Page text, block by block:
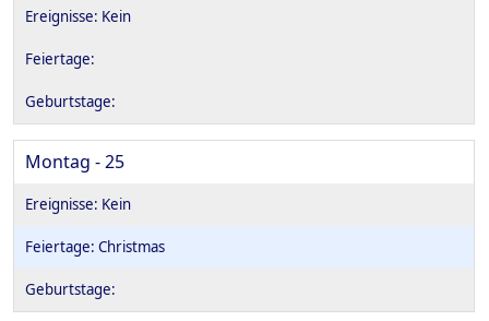
Montag - 25
Christmas